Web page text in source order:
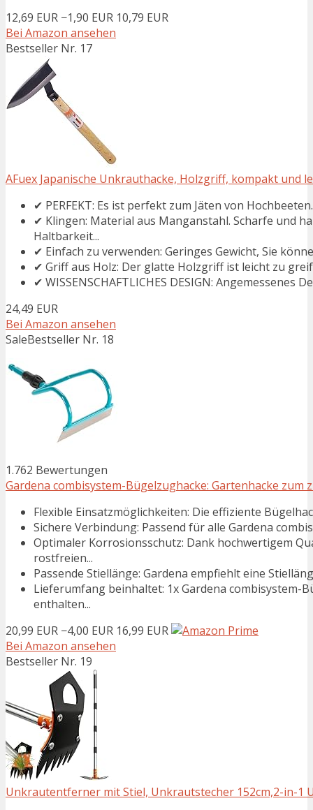
12,69 EUR −1,90 EUR 10,79 EUR
Bei Amazon ansehen
Bestseller Nr. 17
AFuex Japanische Unkrauthacke, Holzgriff, kompakt und
✔ PERFEKT: Es ist perfekt zum Jäten von Hochbeeten.
✔ Klingen: Material aus Manganstahl. Scharfe und
Haltbarkeit...
✔ Einfach zu verwenden: Geringes Gewicht, Sie
✔ Griff aus Holz: Der glatte Holzgriff ist leicht zu
✔ WISSENSCHAFTLICHES DESIGN:
24,49 EUR
Bei Amazon ansehen
SaleBestseller Nr. 18
1.762 Bewertungen
Gardena combisystem-Bügelzughacke: Gartenhacke
Flexible Einsatzmöglichkeiten: Die effiziente
Sichere Verbindung: Passend für alle Gardena
Optimaler Korrosionsschutz: Dank hochwertigem
rostfreien...
Passende Stiellänge: Gardena empfiehlt eine
Lieferumfang beinhaltet: 1x Gardena combisystem-
enthalten...
20,99 EUR −4,00 EUR 16,99 EUR
Bei Amazon ansehen
Bestseller Nr. 19
Unkrautentferner mit Stiel, Unkrautstecher 152cm,2-in-1